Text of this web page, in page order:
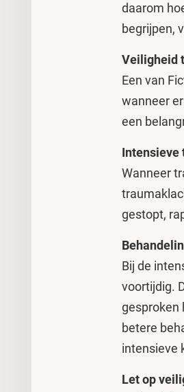
daarom
begrijpen,
Veiligheid
Een van
wanneer
een
Intensieve
Wanneer
gestopt,
Bij de
voortijdig.
gesproken
betere
intensieve
Let op